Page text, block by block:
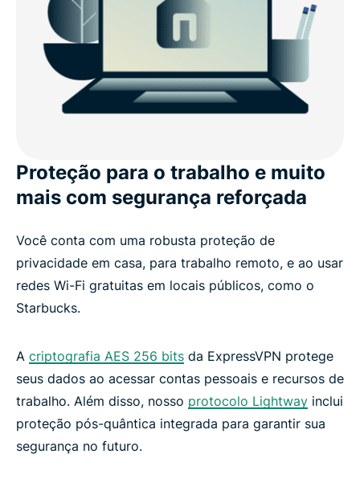
Proteção para o trabalho e muito
mais com segurança reforçada
Você conta com uma robusta proteção de
privacidade em casa, para trabalho remoto, e ao usar
redes Wi-Fi gratuitas em locais públicos, como o
Starbucks.
A criptografia AES 256 bits da ExpressVPN protege
seus dados ao acessar contas pessoais e recursos de
trabalho. Além disso, nosso protocolo Lightway inclui
proteção pós-quântica integrada para garantir sua
segurança no futuro.